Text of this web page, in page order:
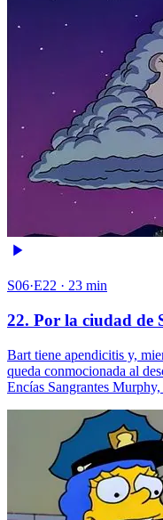
S06·E22 · 23 min
22. Por la ciudad de
Bart tiene apendicitis y,
queda conmocionada al
Encías Sangrantes